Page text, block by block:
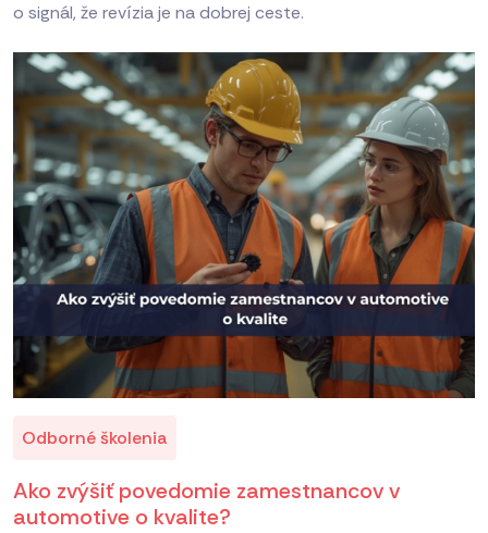
o signál, že revízia je na dobrej ceste.
Odborné školenia
Ako zvýšiť povedomie zamestnancov v
automotive o kvalite?